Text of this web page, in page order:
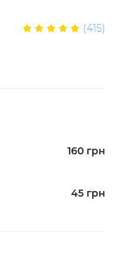
(415)
160 грн
45 грн